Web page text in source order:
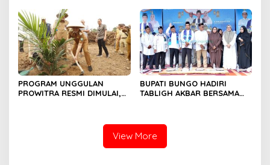
PROGRAM UNGGULAN
PROWITRA RESMI DIMULAI,
BUPATI BUNGO HADIRI
TABLIGH AKBAR BERSAMA
View More